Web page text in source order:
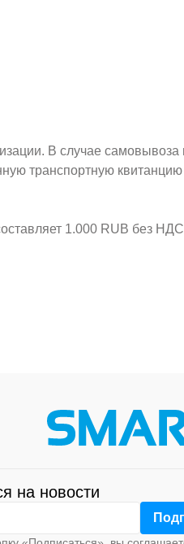
В случае самовывоза
транспортную
1.000 RUB без НДС
на новости